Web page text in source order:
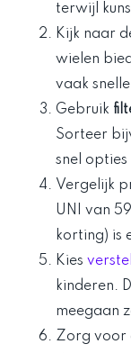
terwijl
Kijk naar
wielen
vaak
Gebruik
Sorteer
snel
Vergelijk
UNI van
korting) is
Kies
kinderen.
meegaan
Zorg voor